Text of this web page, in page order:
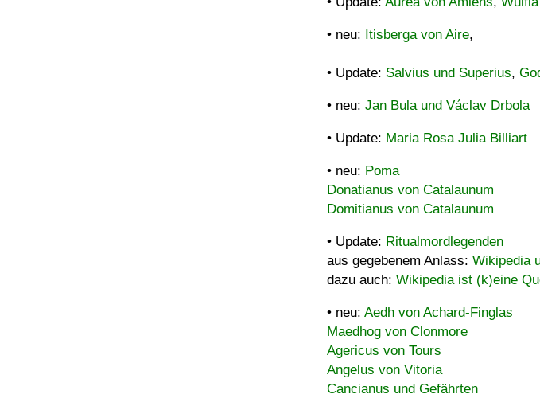
• neu: Itisberga von Aire,
• Update: Salvius und Superius,
• neu: Jan Bula und Václav Drbola
• Update: Maria Rosa Julia Billiart
• neu: Poma
Donatianus von Catalaunum
Domitianus von Catalaunum
• Update: Ritualmordlegenden
aus gegebenem Anlass: Wikipedia
dazu auch: Wikipedia ist (k)eine
• neu: Aedh von Achard-Finglas
Maedhog von Clonmore
Agericus von Tours
Angelus von Vitoria
Cancianus und Gefährten